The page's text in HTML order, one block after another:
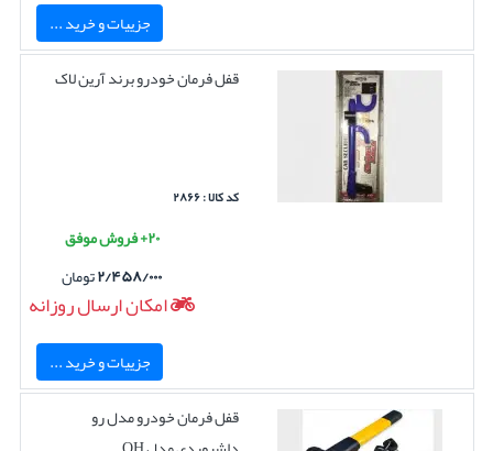
جزییات و خرید ...
قفل فرمان خودرو برند آرین لاک
کد کالا : ۲۸۶۶
۲۰+ فروش موفق
۲/۴۵۸/۰۰۰تومان
امکان ارسال روزانه
جزییات و خرید ...
قفل فرمان خودرو مدل رو